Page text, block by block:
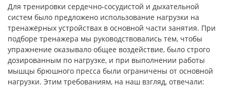
Для тренировки сердечно-сосудистой и дыхательной
систем было предложено использование нагрузки на
тренажёрных устройствах в основной части занятия. При
подборе тренажера мы руководствовались тем, чтобы
упражнение оказывало общее воздействие, было строго
дозированным по нагрузке, и при выполнении работы
мышцы брюшного пресса были ограничены от основной
нагрузки. Этим требованиям, на наш взгляд, отвечали: